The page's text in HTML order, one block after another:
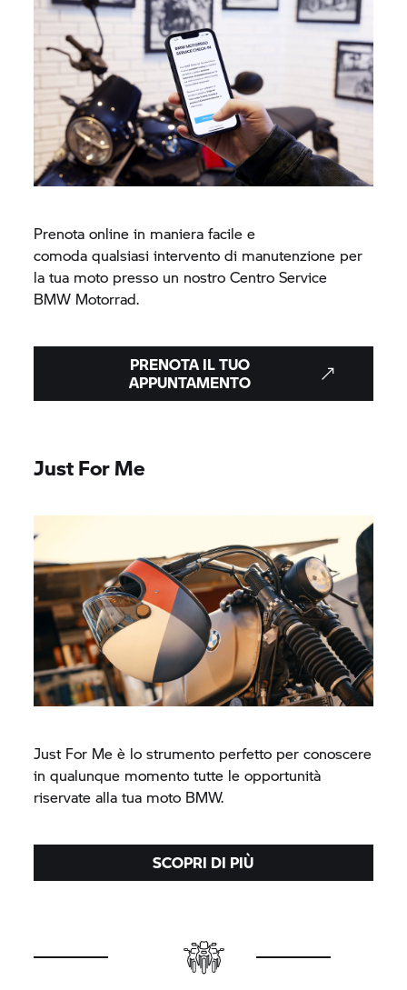
Prenota online in maniera facile e
comoda qualsiasi intervento di manutenzione per
la tua moto presso un nostro Centro Service
BMW Motorrad.
PRENOTA IL TUO
APPUNTAMENTO
Just For Me
Just For Me è lo strumento perfetto per conoscere
in qualunque momento tutte le opportunità
riservate alla tua moto BMW.
SCOPRI DI PIÙ